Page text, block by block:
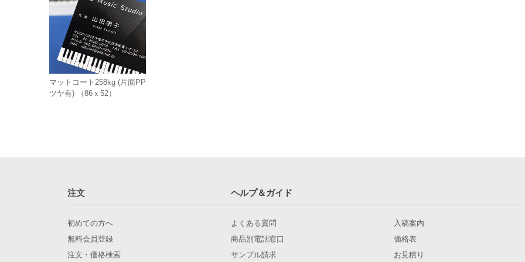
マットコート258kg (片面PP
ツヤ有) （86ｘ52）
注文 ヘルプ＆ガイド
初めての方へ
無料会員登録
注文・価格検索
よくある質問
商品別電話窓口
サンプル請求
入稿案内
価格表
お見積り